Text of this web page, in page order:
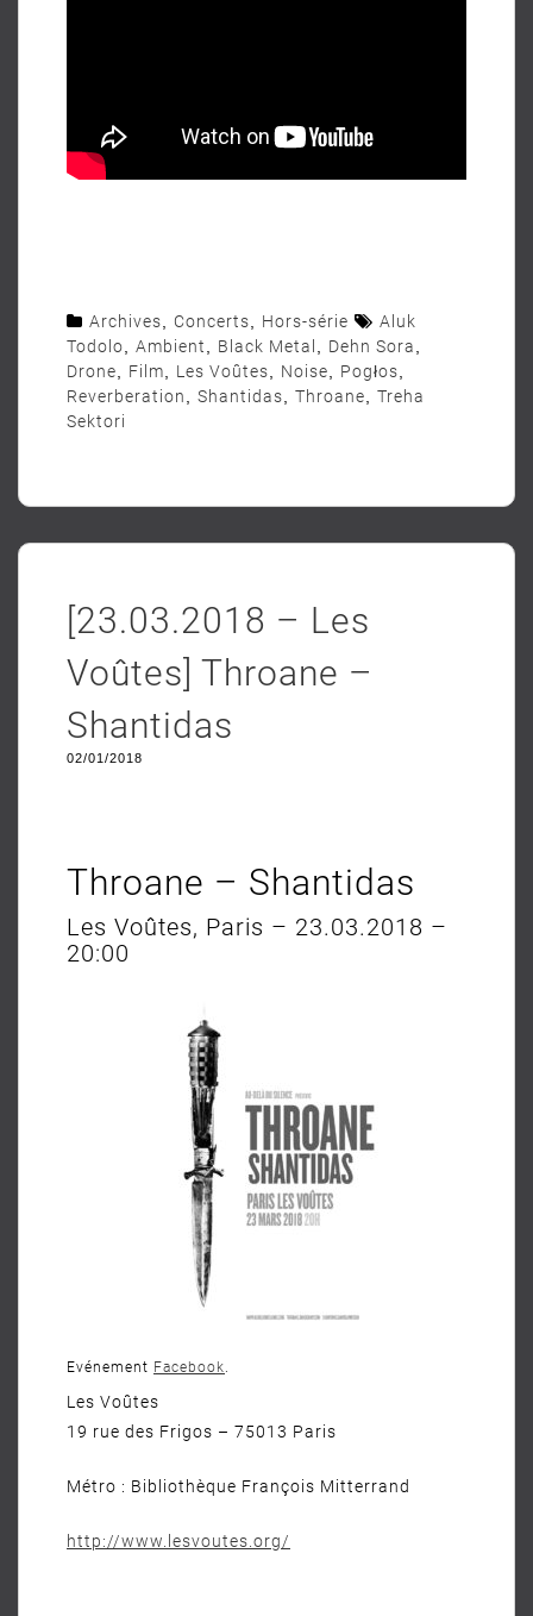
Archives Concerts Hors-série
Aluk
Todolo
Ambient Black Metal Dehn Sora
Drone
Film Les Voûtes Noise Pogłos
Reverberation
Shantidas Throane
Treha
Sektori
[23.03.2018 – Les
Voûtes] Throane –
Shantidas
02/01/2018
Throane – Shantidas
Les Voûtes, Paris – 23.03.2018 –
20:00
Evénement Facebook.
Les Voûtes
19 rue des Frigos – 75013 Paris
Métro : Bibliothèque François Mitterrand
http://www.lesvoutes.org/